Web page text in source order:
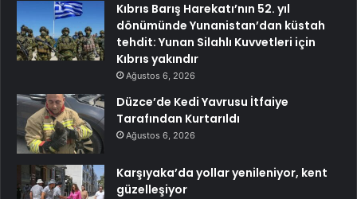
Kıbrıs Barış Harekatı’nın 52. yıl
dönümünde Yunanistan’dan küstah
tehdit: Yunan Silahlı Kuvvetleri için
Kıbrıs yakındır
Ağustos 6, 2026
Düzce’de Kedi Yavrusu İtfaiye
Tarafından Kurtarıldı
Ağustos 6, 2026
Karşıyaka’da yollar yenileniyor, kent
güzelleşiyor